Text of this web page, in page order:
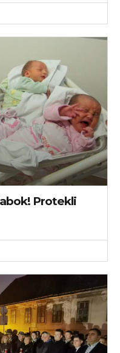
Protekli